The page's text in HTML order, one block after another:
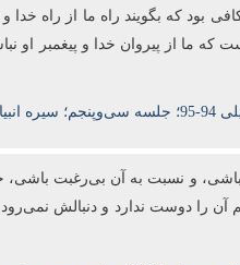
بود که بگویند راه ما از راه خدا
ما از پیروان خدا و پیغمبر او
سیره
باشی، و نسبت به آن بی‌رغبت باشی،
آن را دوست ندارد و دنبالش